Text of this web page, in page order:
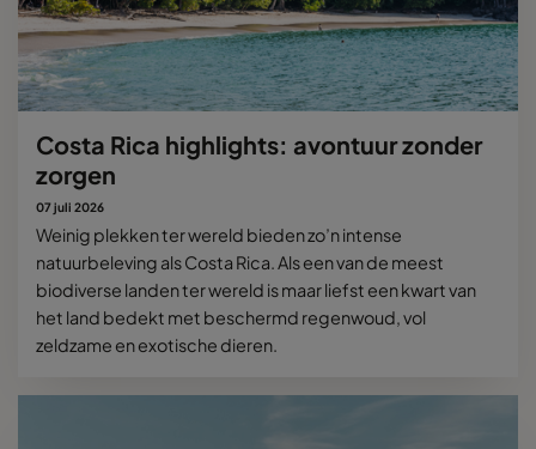
Costa Rica highlights: avontuur zonder
zorgen
07 juli 2026
Weinig plekken ter wereld bieden zo’n intense
natuurbeleving als Costa Rica. Als een van de meest
biodiverse landen ter wereld is maar liefst een kwart van
het land bedekt met beschermd regenwoud, vol
zeldzame en exotische dieren.